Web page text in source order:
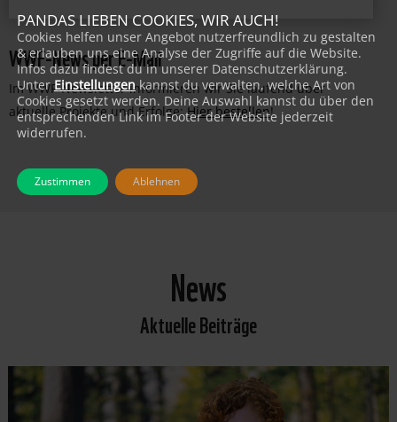
WWF-News per E-Mail
Im WWF-Newsletter informieren wir Sie laufend über
aktuelle Projekte und Erfolge:Hier bestellen!
News
Aktuelle Beiträge
PANDAS LIEBEN COOKIES, WIR AUCH!
Cookies helfen unser Angebot nutzerfreundlich zu gestalten
& erlauben uns eine Analyse der Zugriffe auf die Website.
Infos dazu findest du in unserer Datenschutzerklärung.
UnterEinstellungen kannst du verwalten, welche Art von
Cookies gesetzt werden. Deine Auswahl kannst du über den
entsprechenden Link im Footer der Website jederzeit
widerrufen.
Zustimmen Ablehnen